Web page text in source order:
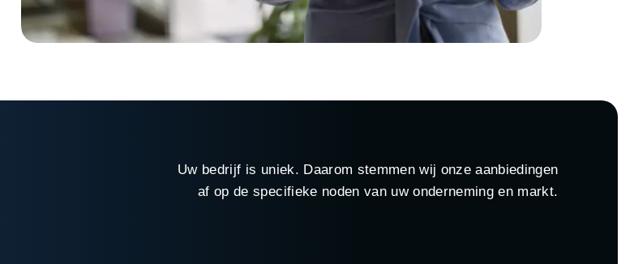
Uw bedrijf is uniek. Daarom stemmen wij onze aanbiedingen
af op de specifieke noden van uw onderneming en markt.